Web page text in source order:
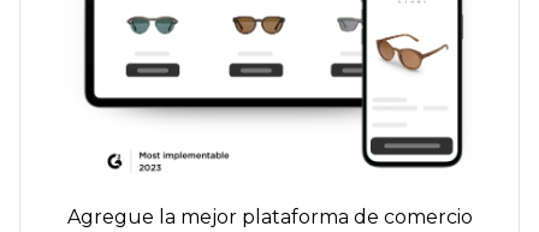
Agregue la mejor plataforma de comercio